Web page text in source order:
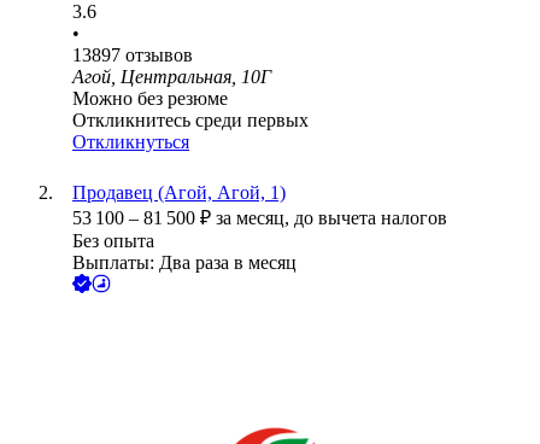
3.6
•
13897 отзывов
Агой, Центральная, 10Г
Можно без резюме
Откликнитесь среди первых
Откликнуться
Продавец (Агой, Агой, 1)
53 100 – 81 500 ₽ за месяц, до вычета налогов
Без опыта
Выплаты: Два раза в месяц